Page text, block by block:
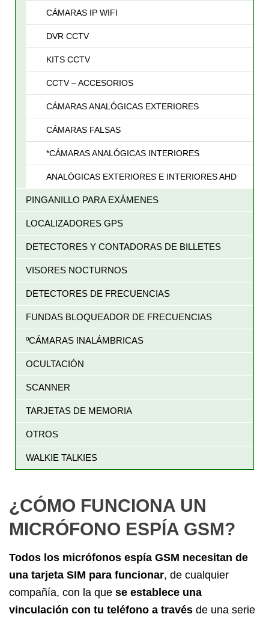
CÁMARAS IP WIFI
DVR CCTV
KITS CCTV
CCTV – ACCESORIOS
CÁMARAS ANALÓGICAS EXTERIORES
CÁMARAS FALSAS
*CÁMARAS ANALÓGICAS INTERIORES
ANALÓGICAS EXTERIORES E INTERIORES AHD
PINGANILLO PARA EXÁMENES
LOCALIZADORES GPS
DETECTORES Y CONTADORAS DE BILLETES
VISORES NOCTURNOS
DETECTORES DE FRECUENCIAS
FUNDAS BLOQUEADOR DE FRECUENCIAS
ºCÁMARAS INALÁMBRICAS
OCULTACIÓN
SCANNER
TARJETAS DE MEMORIA
OTROS
WALKIE TALKIES
¿CÓMO FUNCIONA UN
MICRÓFONO ESPÍA GSM?
Todos los micrófonos espía GSM necesitan de
una tarjeta SIM para funcionar, de cualquier
compañía, con la que se establece una
vinculación con tu teléfono a través de una serie